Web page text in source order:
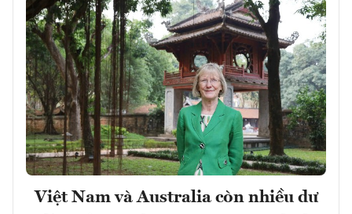
Việt Nam và Australia còn nhiều dư